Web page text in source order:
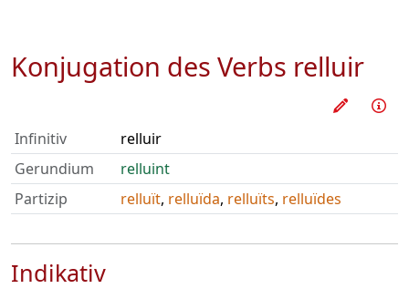
Konjugation des Verbs relluir
Verb
Infinitiv
relluir
Gerundium
relluint
Partizip
relluït, relluïda, relluïts, relluïdes
Indikativ